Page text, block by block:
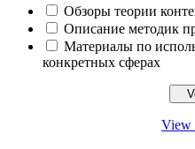
Обзоры теории
Описание методик
Материалы по
конкретных сферах
View